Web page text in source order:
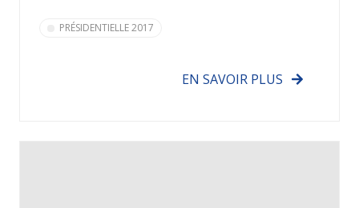
PRÉSIDENTIELLE 2017
EN SAVOIR PLUS